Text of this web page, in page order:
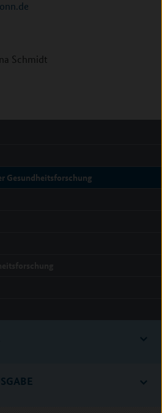
Schmidt
Gesundheitsforschung